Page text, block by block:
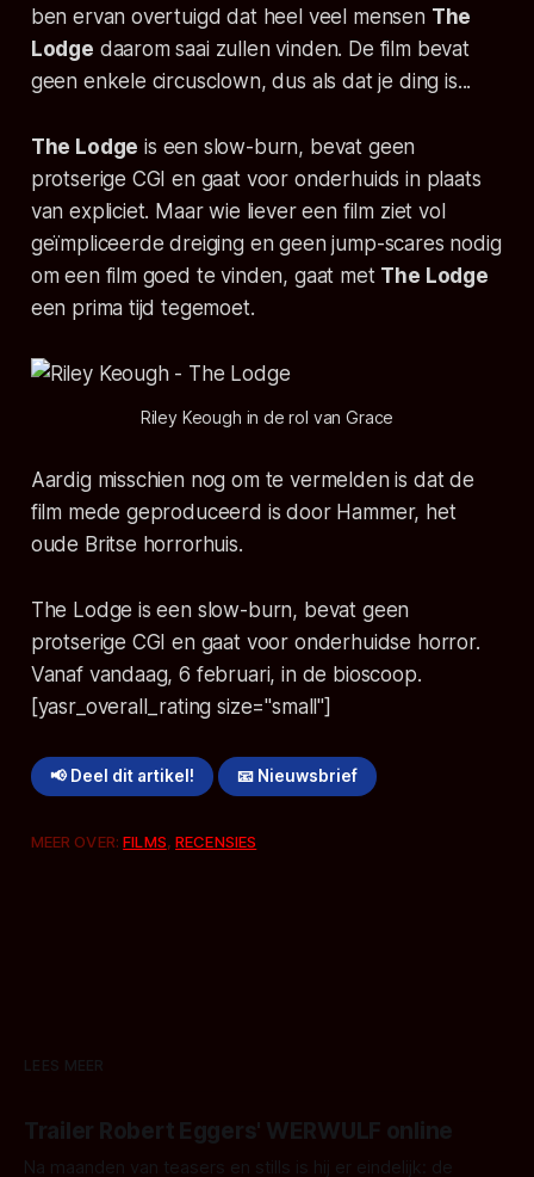
ben ervan overtuigd dat heel veel mensen The
Lodge daarom saai zullen vinden. De film bevat
geen enkele circusclown, dus als dat je ding is...
The Lodge is een slow-burn, bevat geen
protserige CGI en gaat voor onderhuids in plaats
van expliciet. Maar wie liever een film ziet vol
geïmpliceerde dreiging en geen jump-scares nodig
om een film goed te vinden, gaat met The Lodge
een prima tijd tegemoet.
Riley Keough in de rol van Grace
Aardig misschien nog om te vermelden is dat de
film mede geproduceerd is door Hammer, het
oude Britse horrorhuis.
The Lodge is een slow-burn, bevat geen
protserige CGI en gaat voor onderhuidse horror.
Vanaf vandaag, 6 februari, in de bioscoop.
[yasr_overall_rating size="small"]
📢 Deel dit artikel! 📧 Nieuwsbrief
MEER OVER:FILMS,RECENSIES
LEES MEER
Trailer Robert Eggers' WERWULF online
Na maanden van teasers en stills is hij er eindelijk: de